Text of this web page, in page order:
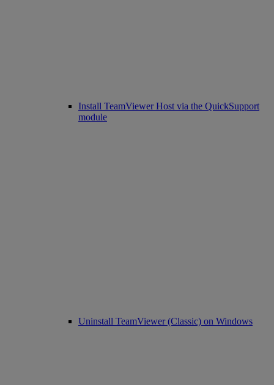
Install TeamViewer Host via the QuickSupport
module
Uninstall TeamViewer (Classic) on Windows